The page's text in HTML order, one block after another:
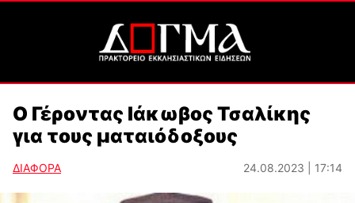
Ο Γέροντας Ιάκωβος Τσαλίκης
για τους ματαιόδοξους
ΔΙΑΦΟΡΑ 24.08.2023 | 17:14